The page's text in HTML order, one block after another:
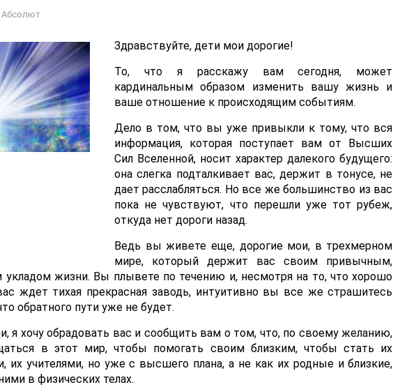
Абсолют
Здравствуйте, дети мои дорогие!
То, что я расскажу вам сегодня, может
кардинальным образом изменить вашу жизнь и
ваше отношение к происходящим событиям.
Дело в том, что вы уже привыкли к тому, что вся
информация, которая поступает вам от Высших
Сил Вселенной, носит характер далекого будущего:
она слегка подталкивает вас, держит в тонусе, не
дает расслабляться. Но все же большинство из вас
пока не чувствуют, что перешли уже тот рубеж,
откуда нет дороги назад.
Ведь вы живете еще, дорогие мои, в трехмерном
мире, который держит вас своим привычным,
укладом жизни. Вы плывете по течению и, несмотря на то, что хорошо
ждет тихая прекрасная заводь, интуитивно вы все же страшитесь
обратного пути уже не будет.
я хочу обрадовать вас и сообщить вам о том, что, по своему желанию,
в этот мир, чтобы помогать своим близким, чтобы стать их
их учителями, но уже с высшего плана, а не как их родные и близкие,
в физических телах.